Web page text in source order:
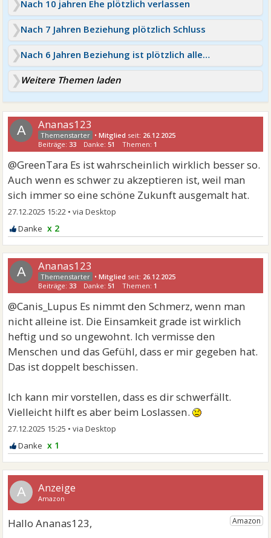
Nach 10 jahren Ehe plötzlich verlassen
Nach 7 Jahren Beziehung plötzlich Schluss
Nach 6 Jahren Beziehung ist plötzlich alles aus!
Weitere Themen laden
A Ananas123
•Mitglied seit: 26.12.2025
Beiträge: 33 Danke: 51 Themen: 1
@GreenTara Es ist wahrscheinlich wirklich besser so.
Auch wenn es schwer zu akzeptieren ist, weil man
sich immer so eine schöne Zukunft ausgemalt hat.
27.12.2025 15:22 •
x 2
A Ananas123
•Mitglied seit: 26.12.2025
Beiträge: 33 Danke: 51 Themen: 1
@Canis_Lupus Es nimmt den Schmerz, wenn man
nicht alleine ist. Die Einsamkeit grade ist wirklich
heftig und so ungewohnt. Ich vermisse den
Menschen und das Gefühl, dass er mir gegeben hat.
Das ist doppelt beschissen.
Ich kann mir vorstellen, dass es dir schwerfällt.
Vielleicht hilft es aber beim Loslassen.
27.12.2025 15:25 •
x 1
A